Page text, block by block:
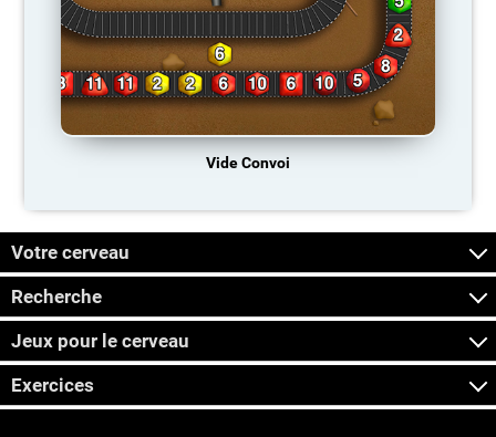
Vide Convoi
Votre cerveau
Recherche
Jeux pour le cerveau
Exercices